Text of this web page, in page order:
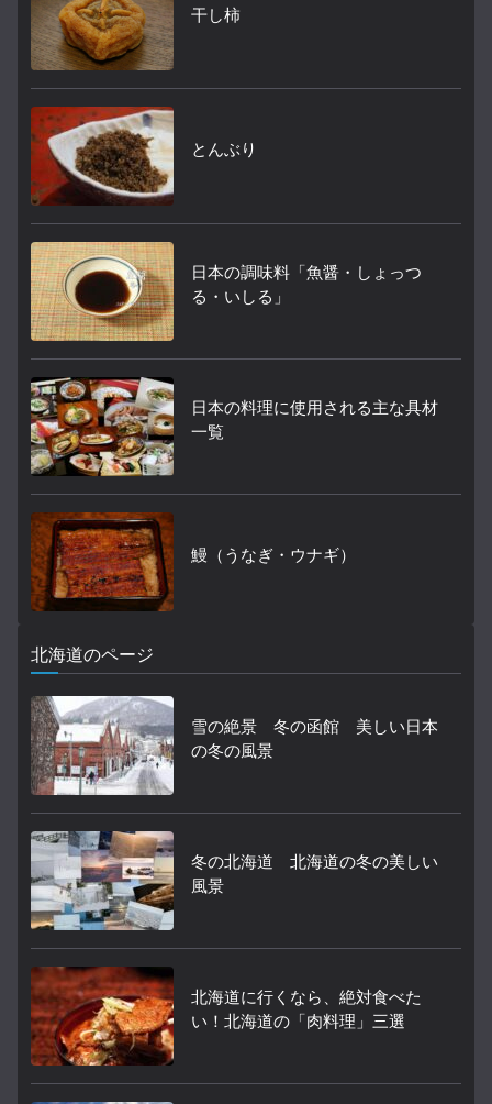
干し柿
とんぶり
日本の調味料「魚醤・しょっつ
る・いしる」
日本の料理に使用される主な具材
一覧
鰻（うなぎ・ウナギ）
北海道のページ
雪の絶景 冬の函館 美しい日本
の冬の風景
冬の北海道 北海道の冬の美しい
風景
北海道に行くなら、絶対食べた
い！北海道の「肉料理」三選